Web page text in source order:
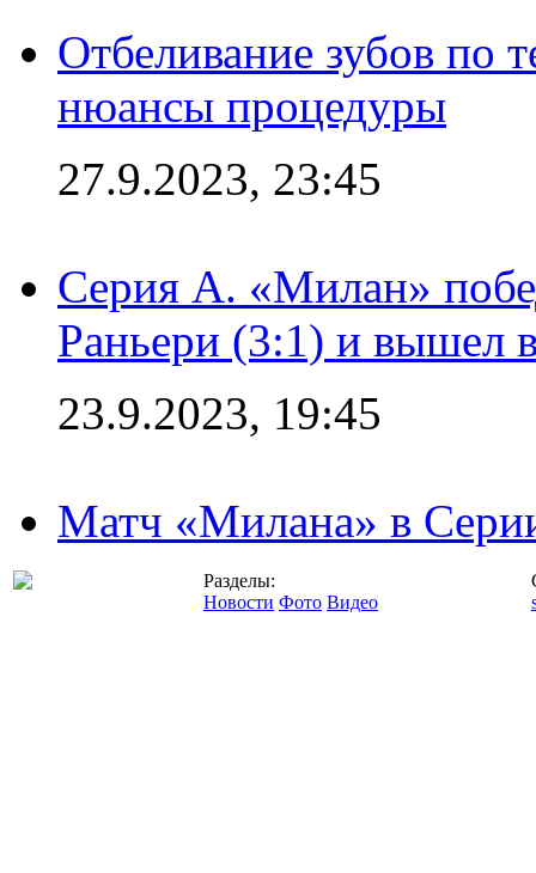
Отбеливание зубов по
нюансы процедуры
27.9.2023, 23:45
Серия А. «Милан»
Раньери (3:1) и вышел
23.9.2023, 19:45
Матч «Милана» в
Разделы:
Новости Фото Видео